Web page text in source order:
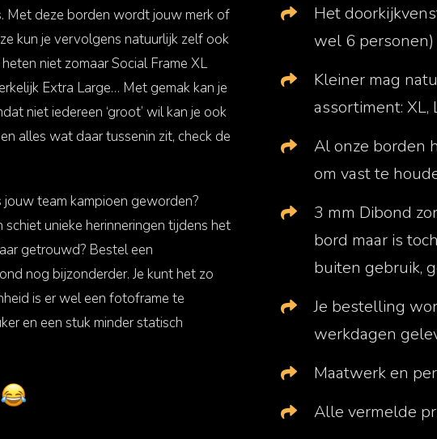
Met deze borden wordt jouw merk of
kun je vervolgens natuurlijk zelf ook
niet zomaar Social Frame XL
Extra Large… Met gemak kan je
niet iedereen ‘groot’ wil kan je ook
alles wat daar tussenin zit, check de
team kampioen geworden?
unieke herinneringen tijdens het
getrouwd? Bestel een
nog bijzonderder. Je kunt het zo
is er wel een fotoframe te
en een stuk minder statisch
Het
wel 6
Kleiner mag
assortiment: XL,
Al onze borden
om vast te
3 mm Dibond
bord maar is
buiten gebruik,
Je bestelling
werkdagen
Maatwerk en
Alle vermelde